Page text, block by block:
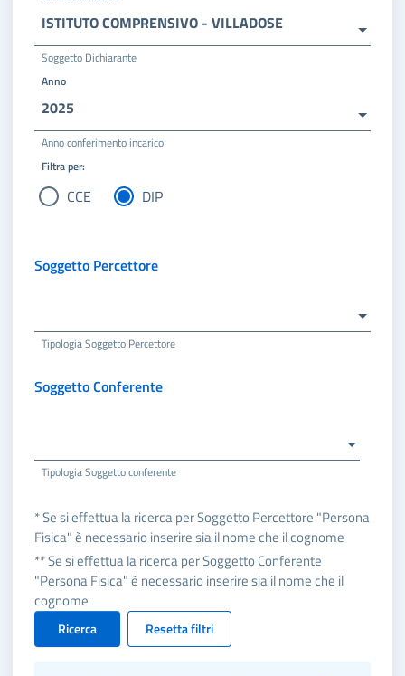
ISTITUTO COMPRENSIVO - VILLADOSE
Soggetto Dichiarante
Anno
2025
Anno conferimento incarico
Filtra per:
CCE DIP
Soggetto Percettore
Tipologia Soggetto Percettore
Soggetto Conferente
Tipologia Soggetto conferente
* Se si effettua la ricerca per Soggetto Percettore "Persona
Fisica" è necessario inserire sia il nome che il cognome
** Se si effettua la ricerca per Soggetto Conferente
"Persona Fisica" è necessario inserire sia il nome che il
cognome
Ricerca Resetta filtri